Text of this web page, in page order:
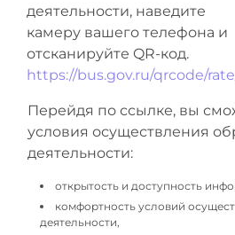
деятельности, наведите
камеру вашего телефона и
отсканируйте QR-код.
https://bus.gov.ru/qrcode/
Перейдя по ссылке, вы
условия осуществления
деятельности:
открытость и доступность
комфортность условий
деятельности,